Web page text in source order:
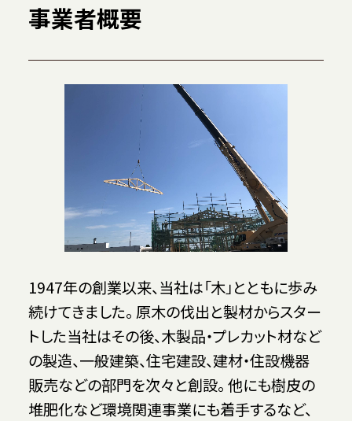
事業者概要
1947年の創業以来、当社は「木」とともに歩み
続けてきました。 原木の伐出と製材からスター
トした当社はその後、木製品・プレカット材など
の製造、一般建築、住宅建設、建材・住設機器
販売などの部門を次々と創設。 他にも樹皮の
堆肥化など環境関連事業にも着手するなど、